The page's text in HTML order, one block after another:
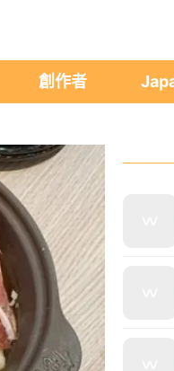
創作者